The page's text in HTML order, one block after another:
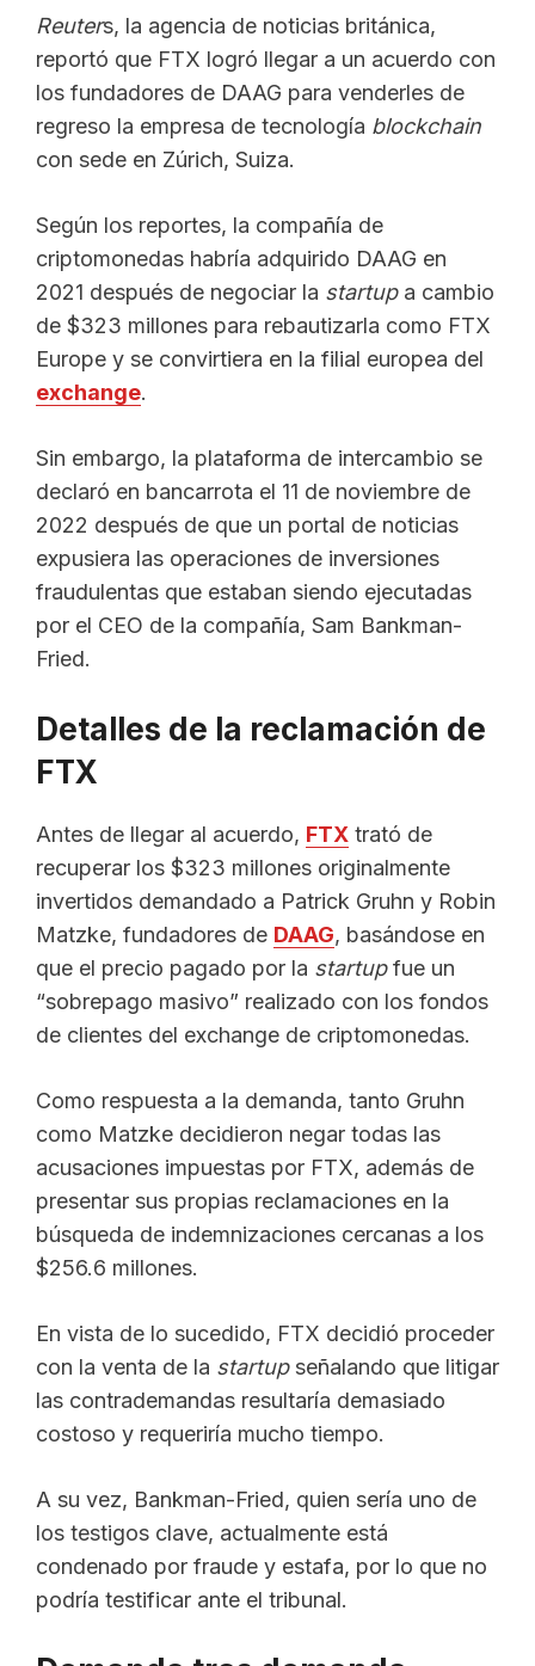
Reuters, la agencia de noticias británica,
reportó que FTX logró llegar a un acuerdo con
los fundadores de DAAG para venderles de
regreso la empresa de tecnología blockchain
con sede en Zúrich, Suiza.
Según los reportes, la compañía de
criptomonedas habría adquirido DAAG en
2021 después de negociar la startupa cambio
de $323 millones para rebautizarla como FTX
Europe y se convirtiera en la filial europea del
exchange.
Sin embargo, la plataforma de intercambio se
declaró en bancarrota el 11 de noviembre de
2022 después de que un portal de noticias
expusiera las operaciones de inversiones
fraudulentas que estaban siendo ejecutadas
por el CEO de la compañía, Sam Bankman-
Fried.
Detalles de la reclamación de
FTX
Antes de llegar al acuerdo, FTX trató de
recuperar los $323 millones originalmente
invertidos demandado a Patrick Gruhn y Robin
Matzke, fundadores de DAAG, basándose en
que el precio pagado por la startupfue un
“sobrepago masivo” realizado con los fondos
de clientes del exchange de criptomonedas.
Como respuesta a la demanda, tanto Gruhn
como Matzke decidieron negar todas las
acusaciones impuestas por FTX, además de
presentar sus propias reclamaciones en la
búsqueda de indemnizaciones cercanas a los
$256.6 millones.
En vista de lo sucedido, FTX decidió proceder
con la venta de la startupseñalando que litigar
las contrademandas resultaría demasiado
costoso y requeriría mucho tiempo.
A su vez, Bankman-Fried, quien sería uno de
los testigos clave, actualmente está
condenado por fraude y estafa, por lo que no
podría testificar ante el tribunal.